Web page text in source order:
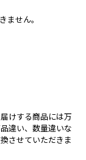
ません。
けする商品には万
違い、数量違いな
させていただきま